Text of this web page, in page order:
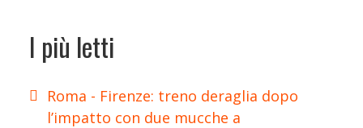
I più letti
Roma - Firenze: treno deraglia dopo
l’impatto con due mucche a